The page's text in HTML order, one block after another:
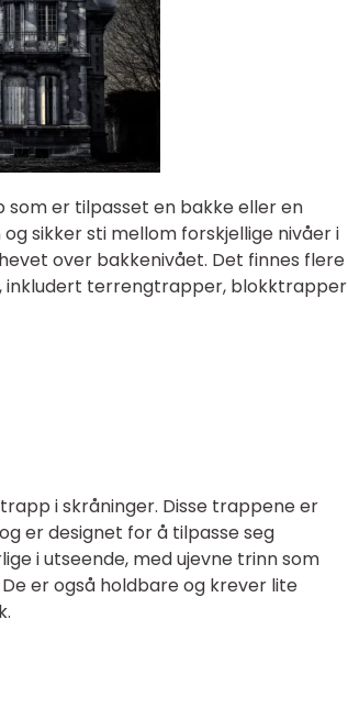
er tilpasset en bakke eller en
sikker sti mellom forskjellige nivåer i
over bakkenivået. Det finnes flere
inkludert terrengtrapper, blokktrapper
i skråninger. Disse trappene er
er designet for å tilpasse seg
i utseende, med ujevne trinn som
er også holdbare og krever lite